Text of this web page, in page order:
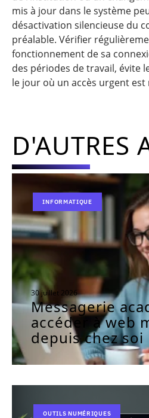
mis à jour dans le système
désactivation silencieuse du
préalable. Vérifier
fonctionnement de sa
des périodes de travail, évite
le jour où un accès urgent est
D'AUTRES
INFORMATIQUE
30 juillet 2026
Messagerie
accéder à web
depuis chez soi
OUTILS NUMÉRIQUES